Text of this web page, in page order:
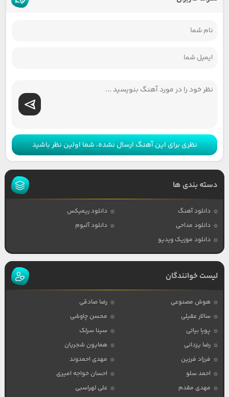
نظری برای این آهنگ ارسال نشده، شما اولین نظر باشید
دسته بندی ها
دانلود آهنگ
دانلود ریمیکس
دانلود مداحی
دانلود آلبوم
دانلود موزیک ویدیو
لیست خوانندگان
هوش مصنوعی
رضا صادقی
سالار عقیلی
محسن چاوشی
پویا بیاتی
سینا سرلک
رضا یزدانی
همایون شجریان
فرزاد فرزین
مهدی احمدوند
احمد سلو
احسان خواجه امیری
مهدی مقدم
علی لهراسبی